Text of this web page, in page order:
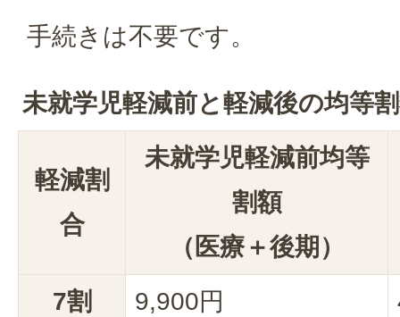
手続きは不要です。
未就学児軽減前と軽減後の均等
軽減割
合
未就学児軽減前均等
割額
（医療＋後期）
7割
9,900円